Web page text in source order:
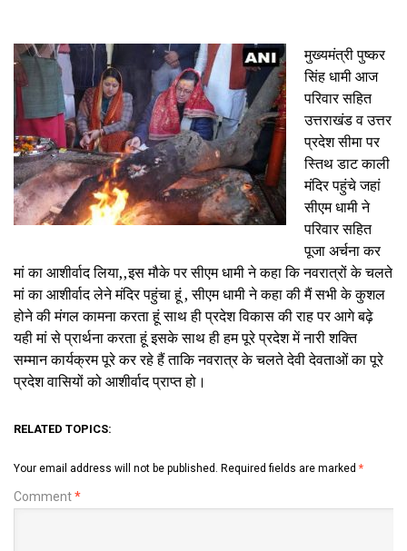
मुख्यमंत्री पुष्कर
सिंह धामी आज
परिवार सहित
उत्तराखंड व उत्तर
प्रदेश सीमा पर
स्तिथ डाट काली
मंदिर पहुंचे जहां
सीएम धामी ने
परिवार सहित
पूजा अर्चना कर
मां का आशीर्वाद लिया,,इस मौके पर सीएम धामी ने कहा कि नवरात्रों के चलते
मां का आशीर्वाद लेने मंदिर पहुंचा हूं , सीएम धामी ने कहा की मैं सभी के कुशल
होने की मंगल कामना करता हूं साथ ही प्रदेश विकास की राह पर आगे बढ़े
यही मां से प्रार्थना करता हूं इसके साथ ही हम पूरे प्रदेश में नारी शक्ति
सम्मान कार्यक्रम पूरे कर रहे हैं ताकि नवरात्र के चलते देवी देवताओं का पूरे
प्रदेश वासियों को आशीर्वाद प्राप्त हो।
RELATED TOPICS:
Your email address will not be published. Required fields are marked *
Comment*